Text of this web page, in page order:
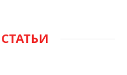
СТАТЬИ